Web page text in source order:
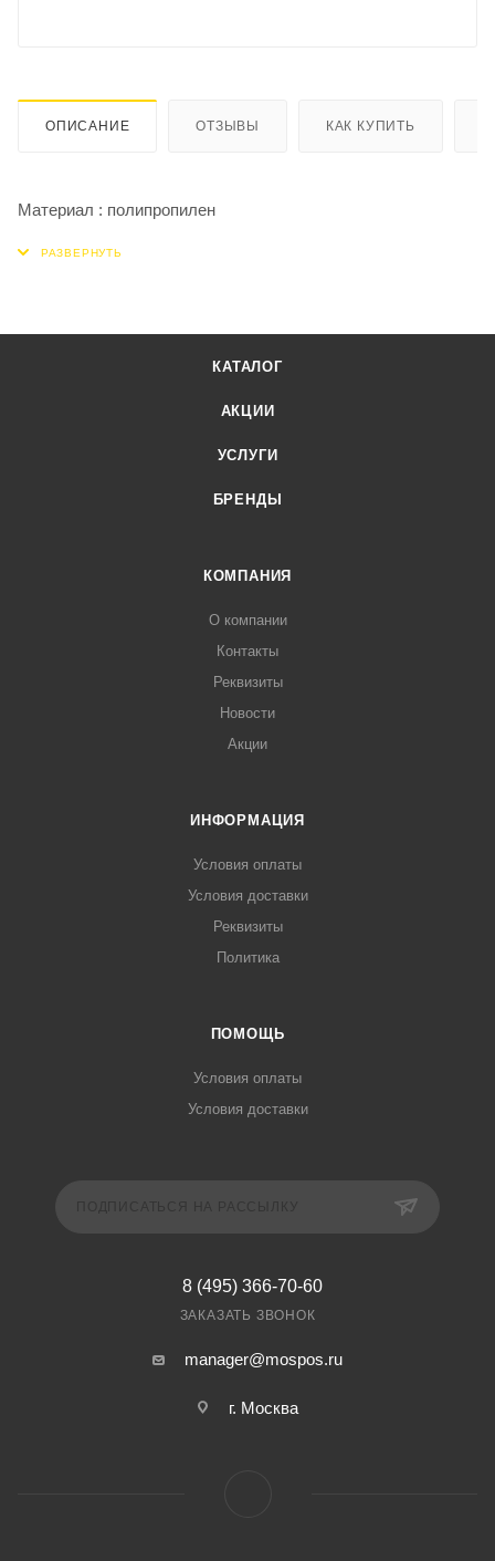
ОПИСАНИЕ ОТЗЫВЫ КАК КУПИТЬ
Материал : полипропилен
КАТАЛОГ
АКЦИИ
УСЛУГИ
БРЕНДЫ
КОМПАНИЯ
О компании
Контакты
Реквизиты
Новости
Акции
ИНФОРМАЦИЯ
Условия оплаты
Условия доставки
Реквизиты
Политика
ПОМОЩЬ
Условия оплаты
Условия доставки
8 (495) 366-70-60
ЗАКАЗАТЬ ЗВОНОК
manager@mospos.ru
г. Москва